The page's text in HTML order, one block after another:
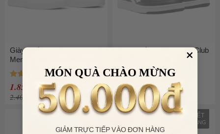
Giày Thể Thao Reebok Club
Memt White Clover Green
FW8207 Màu Trắng Size 40
1.850.000 đ
2.400.000 đ
Giày Thể Thao Reebok Club
Classic Vector Màu Đen
1.990.000 đ
2.500.000 đ
HẾT HẾT
HÀNG
MÓN QUÀ CHÀO MỪNG
GIẢM TRỰC TIẾP VÀO ĐƠN HÀNG